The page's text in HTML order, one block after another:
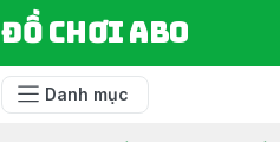
Đồ chơi ABO
Danh mục